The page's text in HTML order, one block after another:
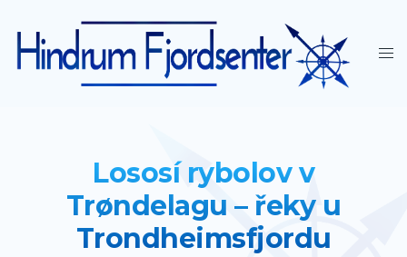
Lososí rybolov v
Trøndelagu – řeky u
Trondheimsfjordu